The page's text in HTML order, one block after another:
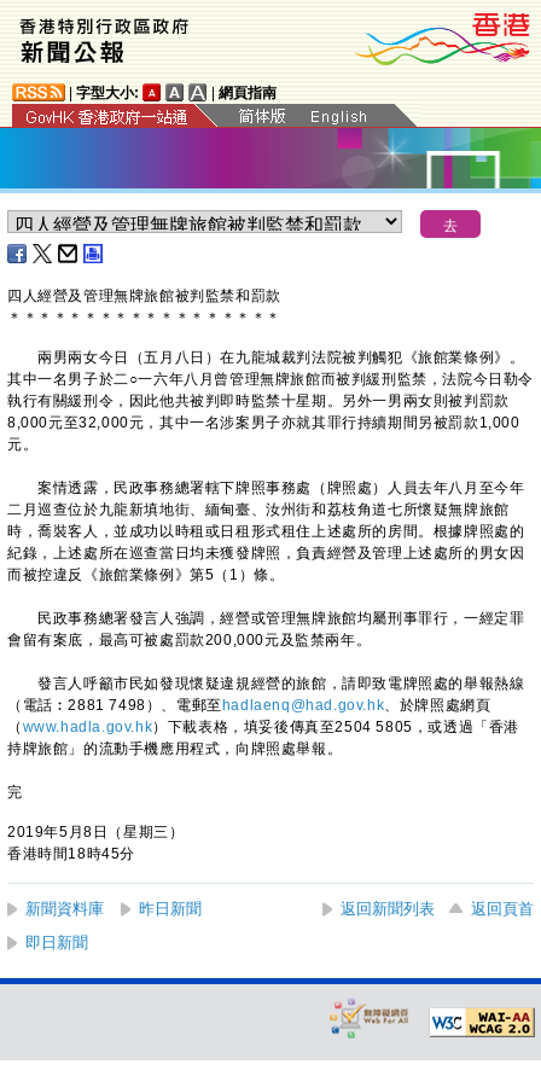
字型大小: 網頁指南
四人經營及管理無牌旅館被判監禁和罰款
＊ ＊ ＊ ＊ ＊ ＊ ＊ ＊ ＊ ＊ ＊ ＊ ＊ ＊ ＊ ＊ ＊ ＊
兩男兩女今日（五月八日）在九龍城裁判法院被判觸犯《旅館業條例》。
其中一名男子於二○一六年八月曾管理無牌旅館而被判緩刑監禁，法院今日勒令
執行有關緩刑令，因此他共被判即時監禁十星期。另外一男兩女則被判罰款
8,000元至32,000元，其中一名涉案男子亦就其罪行持續期間另被罰款1,000
元。
案情透露，民政事務總署轄下牌照事務處（牌照處）人員去年八月至今年
二月巡查位於九龍新填地街、緬甸臺、汝州街和荔枝角道七所懷疑無牌旅館
時，喬裝客人，並成功以時租或日租形式租住上述處所的房間。根據牌照處的
紀錄，上述處所在巡查當日均未獲發牌照，負責經營及管理上述處所的男女因
而被控違反《旅館業條例》第5（1）條。
民政事務總署發言人強調，經營或管理無牌旅館均屬刑事罪行，一經定罪
會留有案底，最高可被處罰款200,000元及監禁兩年。
發言人呼籲市民如發現懷疑違規經營的旅館，請即致電牌照處的舉報熱線
（電話︰2881 7498）、電郵至 hadlaenq@had.gov.hk、於牌照處網頁
（ www.hadla.gov.hk）下載表格，填妥後傳真至2504 5805，或透過「香港
持牌旅館」的流動手機應用程式，向牌照處舉報。
完
2019年5月8日（星期三）
香港時間18時45分
新聞資料庫 昨日新聞 返回新聞列表
返回頁首
即日新聞